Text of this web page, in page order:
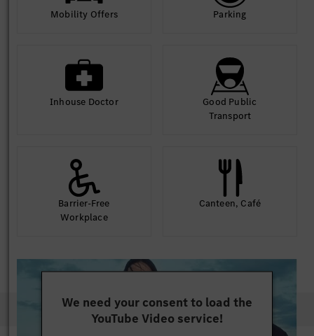
Mobility Offers Parking
Inhouse Doctor
Good Public
Transport
Barrier-Free
Workplace
Canteen, Café
We need your consent to load the
YouTube Video service!